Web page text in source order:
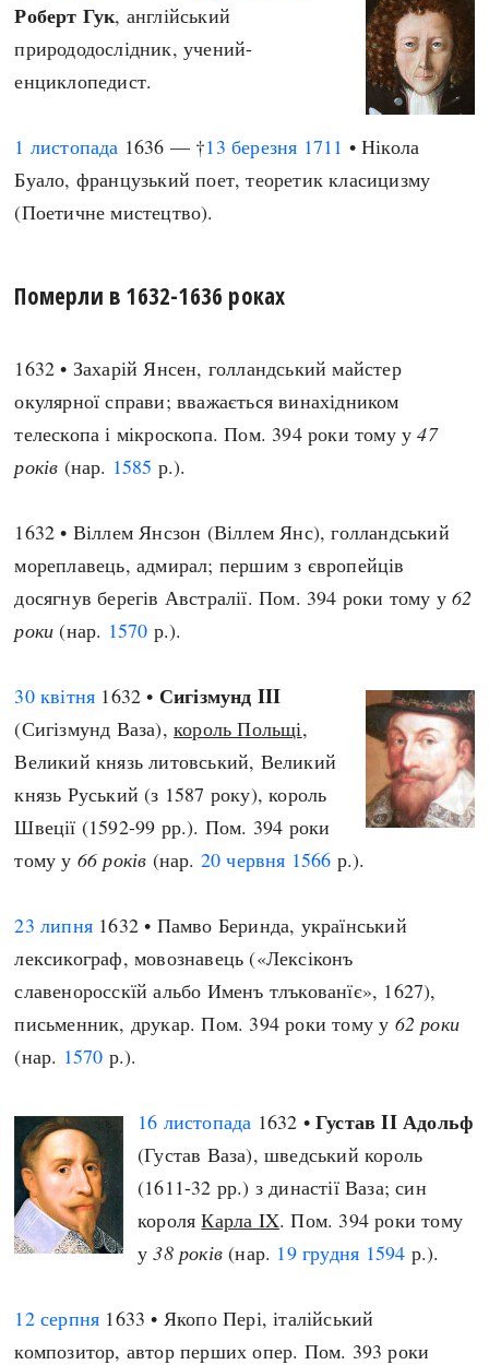
Роберт Гук, англійський
природодослідник, учений-
енциклопедист.
1 листопада 1636 — †13 березня 1711 • Нікола
Буало, французький поет, теоретик класицизму
(Поетичне мистецтво).
Померли в 1632-1636 роках
1632 • Захарій Янсен, голландський майстер
окулярної справи; вважається винахідником
телескопа і мікроскопа. Пом. 394 роки тому у47
років (нар. 1585 р.).
1632 • Віллем Янсзон (Віллем Янс), голландський
мореплавець, адмирал; першим з європейців
досягнув берегів Австралії. Пом. 394 роки тому у62
роки (нар. 1570 р.).
30 квітня 1632 • Сигізмунд III
(Сигізмунд Ваза),король Польщі,
Великий князь литовський, Великий
князь Руський (з 1587 року), король
Швеції (1592-99 рр.). Пом. 394 роки
тому у 66 років (нар. 20 червня 1566 р.).
23 липня 1632 • Памво Беринда, український
лексикограф, мовознавець («Лексіконъ
славеноросскїй альбо Именъ тлъкованїє», 1627),
письменник, друкар. Пом. 394 роки тому у 62 роки
(нар. 1570 р.).
16 листопада 1632 •Густав II Адольф
(Густав Ваза), шведський король
(1611-32 рр.) з династії Ваза; син
короляКарла IX. Пом. 394 роки тому
у38 років (нар. 19 грудня 1594 р.).
12 серпня 1633 • Якопо Пері, італійський
композитор, автор перших опер. Пом. 393 роки